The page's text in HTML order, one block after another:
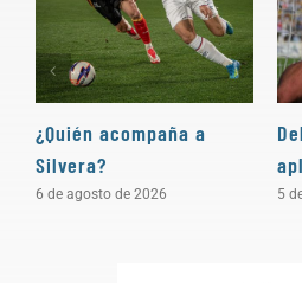
¿Quién acompaña a
Silvera?
6 de agosto de 2026 5